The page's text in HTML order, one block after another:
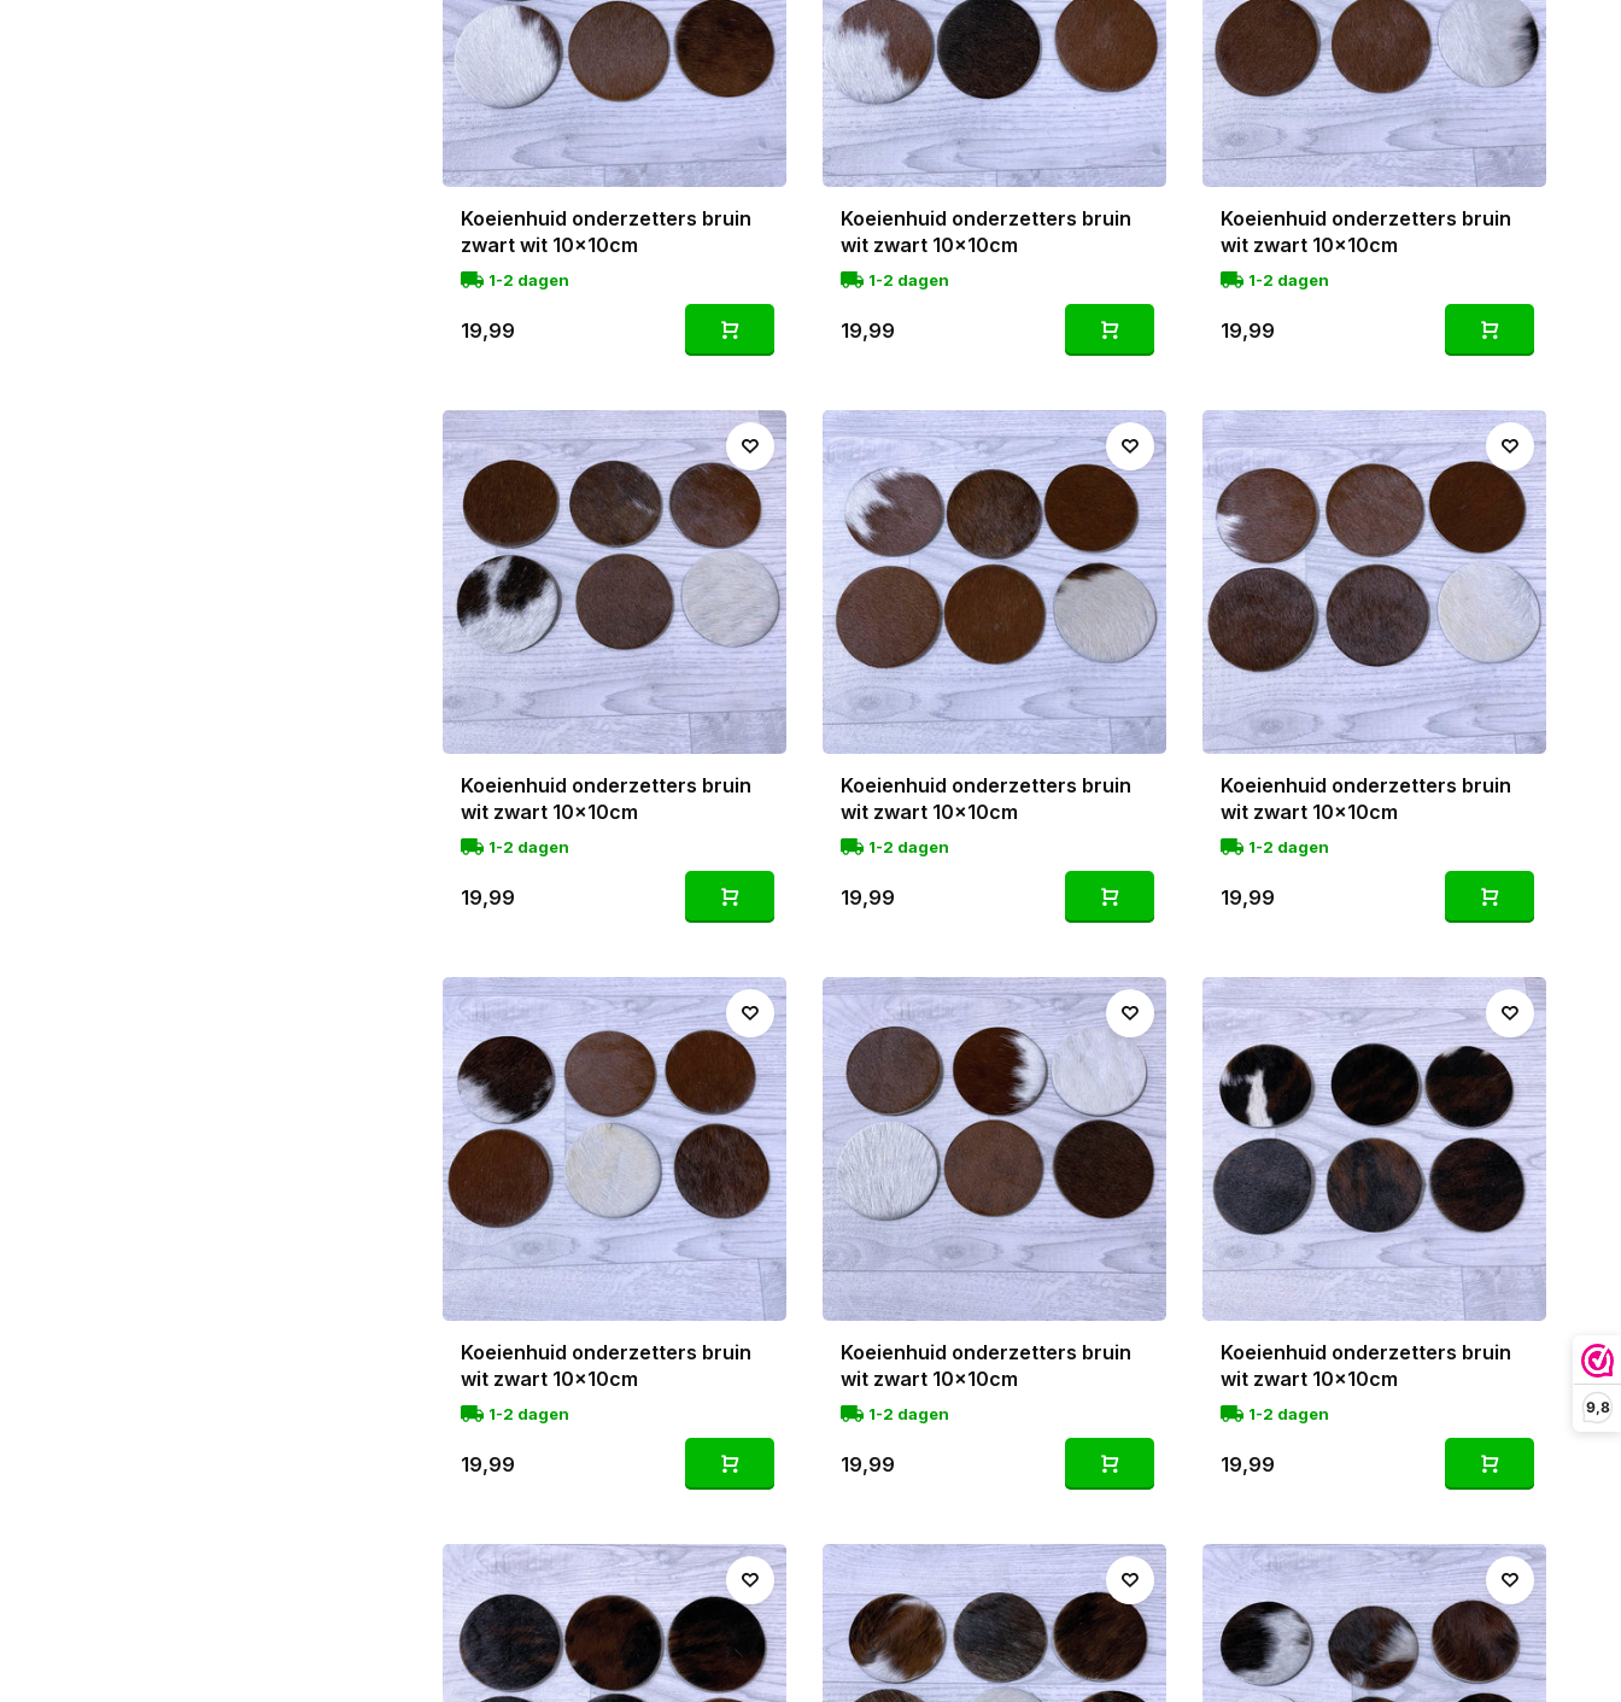
9,8
Koeienhuid onderzetters bruin
zwart wit 10x10cm
1-2 dagen
19,99
Koeienhuid onderzetters bruin
wit zwart 10x10cm
1-2 dagen
19,99
Koeienhuid onderzetters bruin
wit zwart 10x10cm
1-2 dagen
19,99
Koeienhuid onderzetters bruin
wit zwart 10x10cm
1-2 dagen
19,99
Koeienhuid onderzetters bruin
wit zwart 10x10cm
1-2 dagen
19,99
Koeienhuid onderzetters bruin
wit zwart 10x10cm
1-2 dagen
19,99
Koeienhuid onderzetters bruin
wit zwart 10x10cm
1-2 dagen
19,99
Koeienhuid onderzetters bruin
wit zwart 10x10cm
1-2 dagen
19,99
Koeienhuid onderzetters bruin
wit zwart 10x10cm
1-2 dagen
19,99